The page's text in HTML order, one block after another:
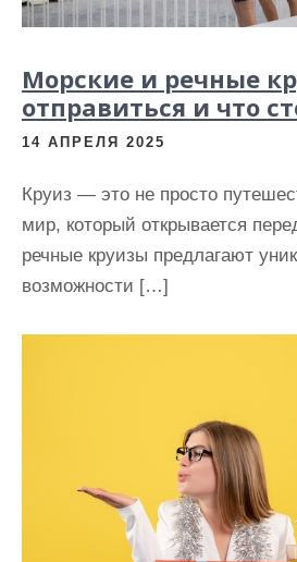
Морские и речные
отправиться и что
14 АПРЕЛЯ 2025
Круиз — это не просто
мир, который открывается
речные круизы предлагают
возможности […]